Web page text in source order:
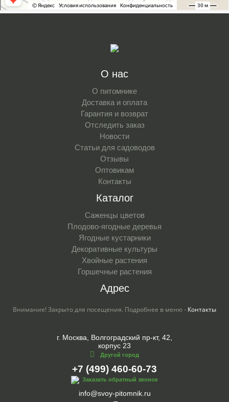
О нас
О питомнике
Доставка и оплата
Гарантия и возврат
Отследить заказ
Новости
Статьи для садоводов
Отзывы
Оптовикам
Контакты
Каталог
Саженцы цветов
Плодово-ягодные деревья
Ягодные кустарники
Декоративные культуры
Хвойные растения
Горшечные растения
Адрес
Внимание! Закрыто для посещения. Подробнее в меню - Контакты
г. Москва, Волгоградский пр-кт, 42,
корпус 23
Другой город
+7 (499) 460-60-73
Заказать обратный звонок
info@svoy-pitomnik.ru